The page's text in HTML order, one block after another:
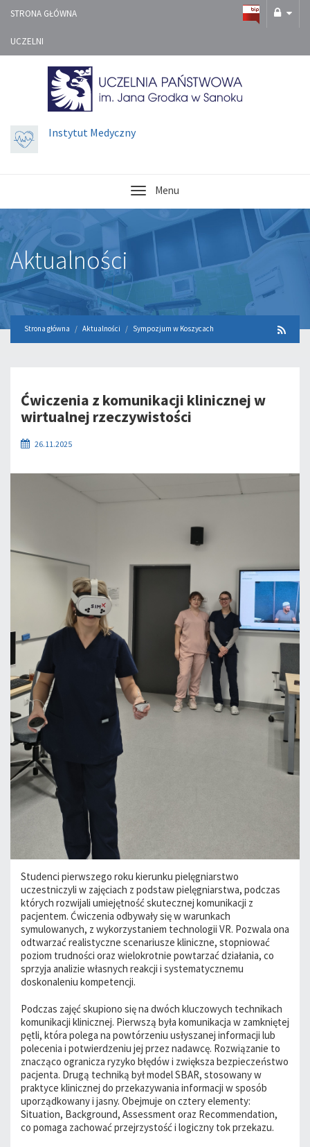
STRONA GŁÓWNA
UCZELNI
Instytut Medyczny
Menu
Aktualności
Strona główna Aktualności Sympozjum w Koszycach
Ćwiczenia z komunikacji klinicznej w
wirtualnej rzeczywistości
26.11.2025
Studenci pierwszego roku kierunku pielęgniarstwo
uczestniczyli w zajęciach z podstaw pielęgniarstwa, podczas
których rozwijali umiejętność skutecznej komunikacji z
pacjentem. Ćwiczenia odbywały się w warunkach
symulowanych, z wykorzystaniem technologii VR. Pozwala ona
odtwarzać realistyczne scenariusze kliniczne, stopniować
poziom trudności oraz wielokrotnie powtarzać działania, co
sprzyja analizie własnych reakcji i systematycznemu
doskonaleniu kompetencji.
Podczas zajęć skupiono się na dwóch kluczowych technikach
komunikacji klinicznej. Pierwszą była komunikacja w zamkniętej
pętli, która polega na powtórzeniu usłyszanej informacji lub
polecenia i potwierdzeniu jej przez nadawcę. Rozwiązanie to
znacząco ogranicza ryzyko błędów i zwiększa bezpieczeństwo
pacjenta. Drugą techniką był model SBAR, stosowany w
praktyce klinicznej do przekazywania informacji w sposób
uporządkowany i jasny. Obejmuje on cztery elementy:
Situation, Background, Assessment oraz Recommendation,
co pomaga zachować przejrzystość i logiczny tok przekazu.